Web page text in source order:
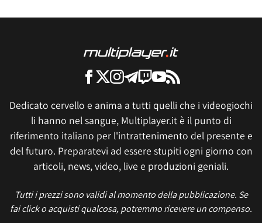
Dedicato cervello e anima a tutti quelli che i videogiochi
li hanno nel sangue, Multiplayer.it è il punto di
riferimento italiano per l'intrattenimento del presente e
del futuro. Preparatevi ad essere stupiti ogni giorno con
articoli, news, video, live e produzioni geniali.
Tutti i prezzi sono validi al momento della pubblicazione. Se
fai click o acquisti qualcosa, potremmo ricevere un compenso.